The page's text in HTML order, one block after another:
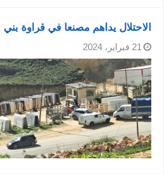
الاحتلال يداهم مصنعا في قراوة
21 فبراير، 2024